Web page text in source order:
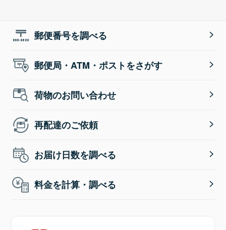
郵便番号を調べる
郵便局・ATM・ポストをさがす
荷物のお問い合わせ
再配達のご依頼
お届け日数を調べる
料金を計算・調べる